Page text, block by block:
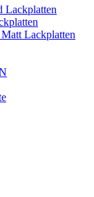
Lackplatten
Lackplatten